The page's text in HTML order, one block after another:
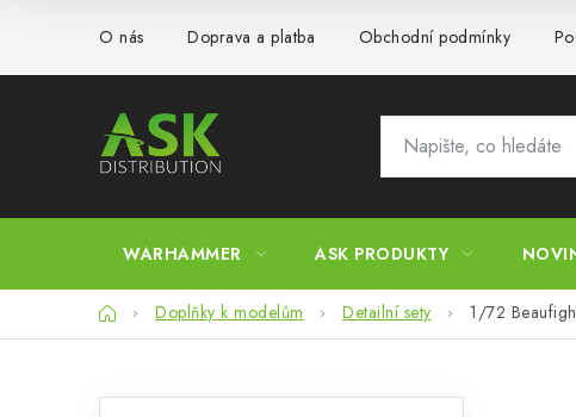
obsah
O nás Doprava a platba Obchodní podmínky
WARHAMMER ASK PRODUKTY
DomůDoplňky k modelům Detailní sety 1/72